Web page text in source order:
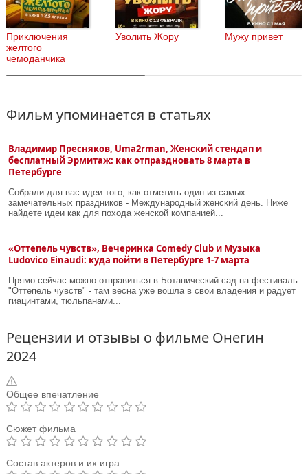
Приключения
желтого
чемоданчика
Уволить Жору Мужу привет
Фильм упоминается в статьях
Владимир Пресняков, Uma2rman, Женский стендап и
бесплатный Эрмитаж: как отпраздновать 8 марта в
Петербурге
Собрали для вас идеи того, как отметить один из самых
замечательных праздников - Международный женский день. Ниже
найдете идеи как для похода женской компанией...
«Оттепель чувств», Вечеринка Comedy Club и Музыка
Ludovico Einaudi: куда пойти в Петербурге 1-7 марта
Прямо сейчас можно отправиться в Ботанический сад на фестиваль
"Оттепель чувств" - там весна уже вошла в свои владения и радует
гиацинтами, тюльпанами...
Рецензии и отзывы о фильме Онегин
2024
Общее впечатление
Сюжет фильма
Состав актеров и их игра